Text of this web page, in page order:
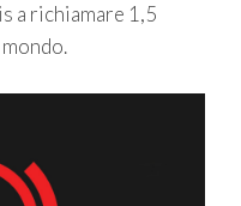
a richiamare 1,5